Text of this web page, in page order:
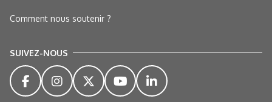
Comment nous soutenir ?
SUIVEZ-NOUS